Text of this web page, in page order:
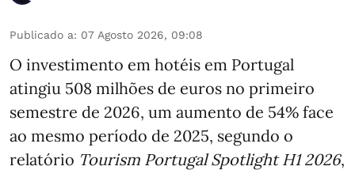
Publicado a: 07 Agosto 2026, 09:08
O investimento em hotéis em Portugal
atingiu 508 milhões de euros no primeiro
semestre de 2026, um aumento de 54% face
ao mesmo período de 2025, segundo o
relatório Tourism Portugal Spotlight H1 2026,